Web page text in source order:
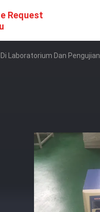
Request
Laboratorium Dan Pengujian